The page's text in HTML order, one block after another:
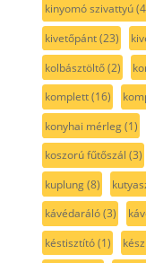
kinyomó szivattyú
kivetőpánt(23)
kolbásztöltő(2)
komplett(16)
konyhai mérleg(1)
koszorú fűtőszál (3)
kuplung(8)
kávédaráló(3)
késtisztító(1)